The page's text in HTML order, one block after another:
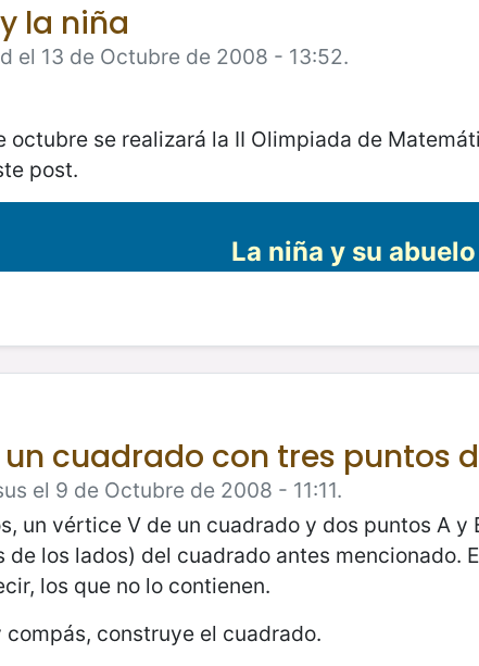
la niña
el 13 de Octubre de 2008 - 13:52.
octubre se realizará la II Olimpiada de
post.
La niña y su
cuadrado con tres puntos
el 9 de Octubre de 2008 - 11:11.
un vértice V de un cuadrado y dos puntos A
de los lados) del cuadrado antes mencionado.
los que no lo contienen.
compás, construye el cuadrado.